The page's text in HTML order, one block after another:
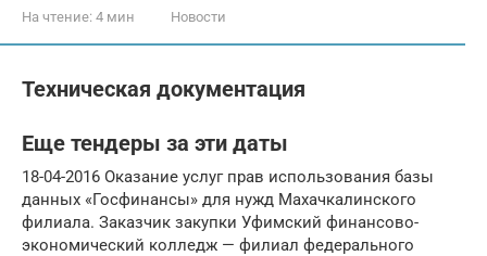
На чтение: 4 мин Новости
Техническая документация
Еще тендеры за эти даты
18-04-2016 Оказание услуг прав использования базы
данных «Госфинансы» для нужд Махачкалинского
филиала. Заказчик закупки Уфимский финансово-
экономический колледж — филиал федерального